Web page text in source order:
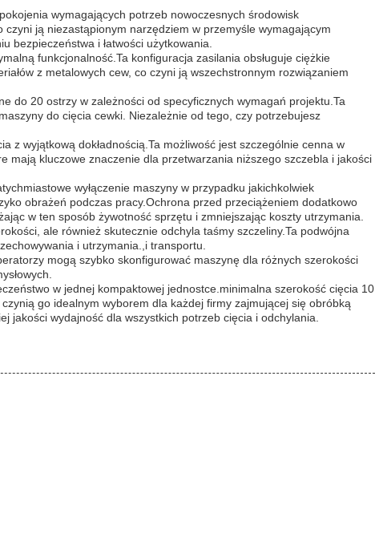
wymagających potrzeb nowoczesnych środowisk
ją niezastąpionym narzędziem w przemyśle wymagającym
bezpieczeństwa i łatwości użytkowania.
funkcjonalność.Ta konfiguracja zasilania obsługuje ciężkie
z metalowych cew, co czyni ją wszechstronnym rozwiązaniem
do 20 ostrzy w zależności od specyficznych wymagań projektu.Ta
do cięcia cewki. Niezależnie od tego, czy potrzebujesz
z wyjątkową dokładnością.Ta możliwość jest szczególnie cenna w
mają kluczowe znaczenie dla przetwarzania niższego szczebla i jakości
wyłączenie maszyny w przypadku jakichkolwiek
obrażeń podczas pracy.Ochrona przed przeciążeniem dodatkowo
w ten sposób żywotność sprzętu i zmniejszając koszty utrzymania.
ale również skutecznie odchyla taśmy szczeliny.Ta podwójna
i utrzymania.,i transportu.
mogą szybko skonfigurować maszynę dla różnych szerokości
w jednej kompaktowej jednostce.minimalna szerokość cięcia 10
go idealnym wyborem dla każdej firmy zajmującej się obróbką
jakości wydajność dla wszystkich potrzeb cięcia i odchylania.